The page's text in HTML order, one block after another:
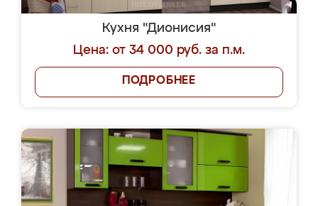
Кухня "Дионисия"
Цена: от 34 000 руб. за п.м.
ПОДРОБНЕЕ